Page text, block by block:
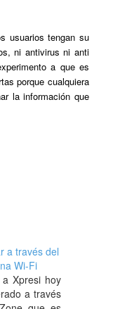
usuarios tengan su
ni antivirus ni anti
a que es
porque cualquiera
la información que
a través del
Wi-Fi
a Xpresi hoy
a través